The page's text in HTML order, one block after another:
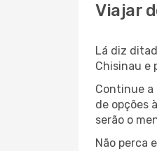
Viajar
Lá diz
Chisinau e
Continue a
de opções
serão o
Não perca